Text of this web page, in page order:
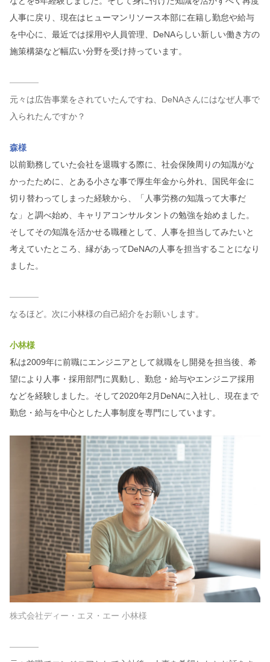
人事に戻り、現在はヒューマンリソース本部に在籍し勤怠や給与
を中心に、最近では採用や人員管理、DeNAらしい新しい働き方の
施策構築など幅広い分野を受け持っています。
元々は広告事業をされていたんですね、DeNAさんにはなぜ人事で
入られたんですか？
森様
以前勤務していた会社を退職する際に、社会保険周りの知識がな
かったために、とある小さな事で厚生年金から外れ、国民年金に
切り替わってしまった経験から、「人事労務の知識って大事だ
な」と調べ始め、キャリアコンサルタントの勉強を始めました。
そしてその知識を活かせる職種として、人事を担当してみたいと
考えていたところ、縁があってDeNAの人事を担当することになり
ました。
なるほど。次に小林様の自己紹介をお願いします。
小林様
私は2009年に前職にエンジニアとして就職をし開発を担当後、希
望により人事・採用部門に異動し、勤怠・給与やエンジニア採用
などを経験しました。そして2020年2月DeNAに入社し、現在まで
勤怠・給与を中心とした人事制度を専門にしています。
株式会社ディー・エヌ・エー 小林様